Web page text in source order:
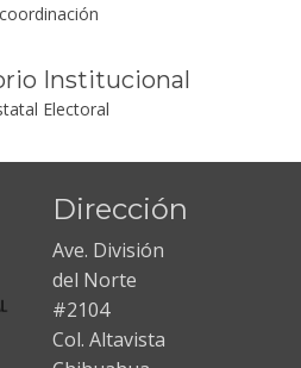
Institucional
Electoral
Dirección
Ave. División
del Norte
#2104
Col. Altavista